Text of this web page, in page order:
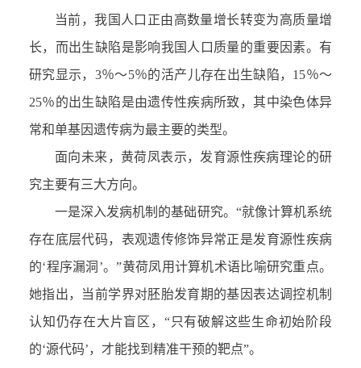
当前，我国人口正由高数量增长转变为高质量增
长，而出生缺陷是影响我国人口质量的重要因素。有
研究显示，3％～5％的活产儿存在出生缺陷，15％～
25％的出生缺陷是由遗传性疾病所致，其中染色体异
常和单基因遗传病为最主要的类型。
面向未来，黄荷凤表示，发育源性疾病理论的研
究主要有三大方向。
一是深入发病机制的基础研究。“就像计算机系统
存在底层代码，表观遗传修饰异常正是发育源性疾病
的‘程序漏洞’。”黄荷凤用计算机术语比喻研究重点。
她指出，当前学界对胚胎发育期的基因表达调控机制
认知仍存在大片盲区，“只有破解这些生命初始阶段
的‘源代码’，才能找到精准干预的靶点”。